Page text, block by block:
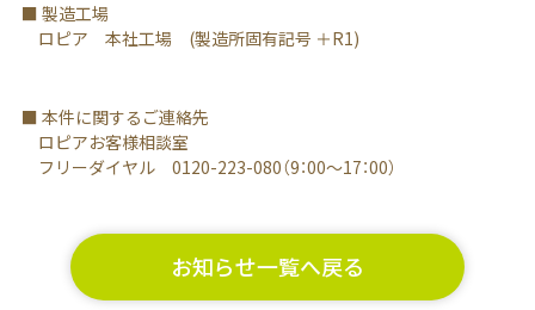
■ 製造工場
ロピア 本社工場 (製造所固有記号 ＋R1)
■ 本件に関するご連絡先
ロピアお客様相談室
フリーダイヤル 0120-223-080（9：00～17：00）
お知らせ一覧へ戻る